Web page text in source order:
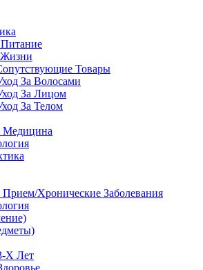
Жизни
Товары
За Волосами
За Лицом
За Телом
Медицина
Прием/Хронические Заболевания
Х Лет